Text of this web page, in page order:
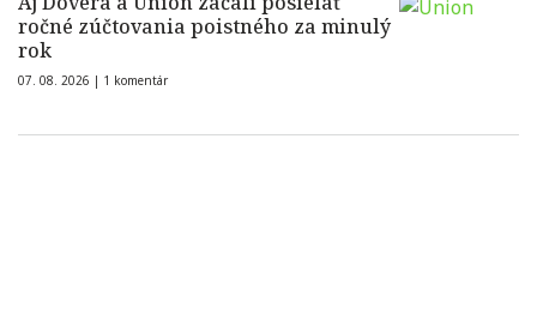
ročné zúčtovania poistného za minulý
rok
07. 08. 2026 | 1 komentár